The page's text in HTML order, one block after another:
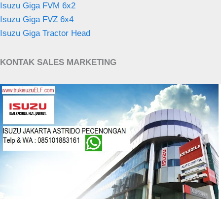
Isuzu Giga FVM 6x2
Isuzu Giga FVZ 6x4
Isuzu Giga Tractor Head
KONTAK SALES MARKETING